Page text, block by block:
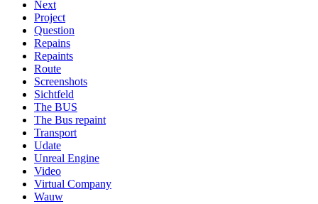
Next
Project
Question
Repains
Repaints
Route
Screenshots
Sichtfeld
The BUS
The Bus repaint
Transport
Udate
Unreal Engine
Video
Virtual Company
Wauw